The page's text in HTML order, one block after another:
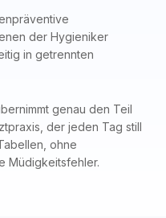
der Hygieniker
in getrennten
genau den Teil
der jeden Tag still
ohne
Müdigkeitsfehler.